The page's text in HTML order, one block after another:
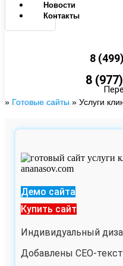
Новости
Контакты
8
8
» Готовые сайты » Услуги
Демо сайта
Купить сайт
Индивидуальный
Добавлены СЕО-